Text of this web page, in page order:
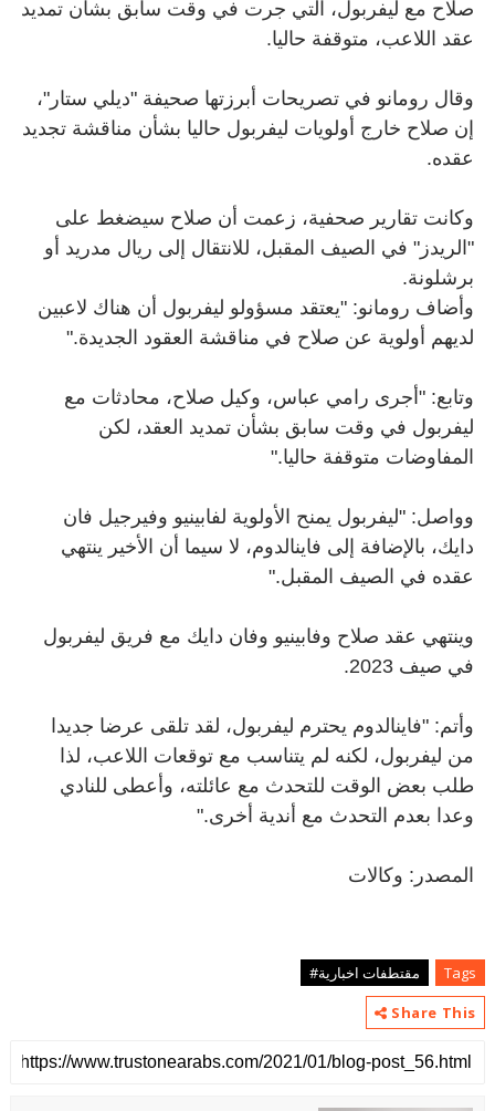
صلاح مع ليفربول، التي جرت في وقت سابق بشأن تمديد
عقد اللاعب، متوقفة حاليا.
وقال رومانو في تصريحات أبرزتها صحيفة "ديلي ستار"،
إن صلاح خارج أولويات ليفربول حاليا بشأن مناقشة تجديد
عقده.
وكانت تقارير صحفية، زعمت أن صلاح سيضغط على
"الريدز" في الصيف المقبل، للانتقال إلى ريال مدريد أو
برشلونة.
وأضاف رومانو: "يعتقد مسؤولو ليفربول أن هناك لاعبين
لديهم أولوية عن صلاح في مناقشة العقود الجديدة".
وتابع: "أجرى رامي عباس، وكيل صلاح، محادثات مع
ليفربول في وقت سابق بشأن تمديد العقد، لكن
المفاوضات متوقفة حاليا".
وواصل: "ليفربول يمنح الأولوية لفابينيو وفيرجيل فان
دايك، بالإضافة إلى فاينالدوم، لا سيما أن الأخير ينتهي
عقده في الصيف المقبل".
وينتهي عقد صلاح وفابينيو وفان دايك مع فريق ليفربول
في صيف 2023
.
وأتم: "فاينالدوم يحترم ليفربول، لقد تلقى عرضا جديدا
من ليفربول، لكنه لم يتناسب مع توقعات اللاعب، لذا
طلب بعض الوقت للتحدث مع عائلته، وأعطى للنادي
وعدا بعدم التحدث مع أندية أخرى".
المصدر: وكالات
Tags
مقتطفات اخبارية#
Share This